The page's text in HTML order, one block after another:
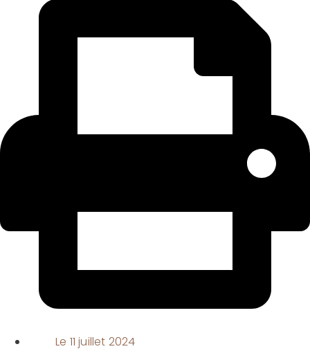
Le 11 juillet 2024